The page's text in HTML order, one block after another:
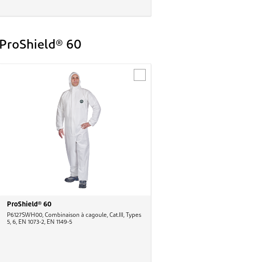
ProShield® 60
ProShield® 60
P6127SWH00, Combinaison à cagoule, Cat.III, Types
5, 6, EN 1073-2, EN 1149-5